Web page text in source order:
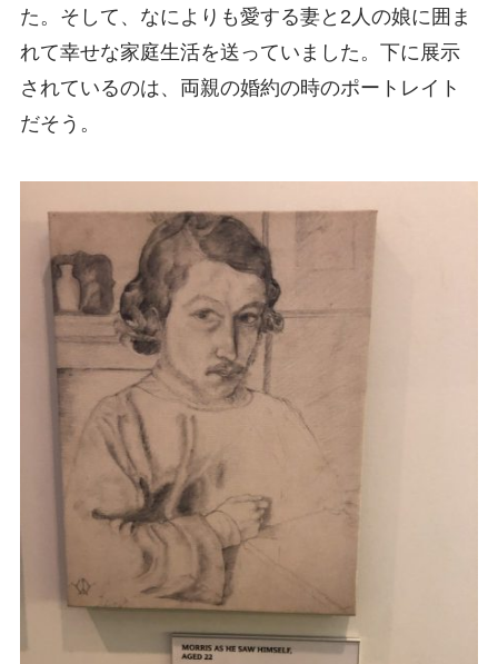
た。そして、なによりも愛する妻と2人の娘に囲ま
れて幸せな家庭生活を送っていました。下に展示
されているのは、両親の婚約の時のポートレイト
だそう。